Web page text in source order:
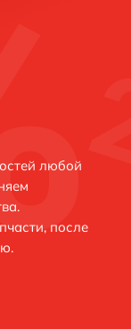
любой
после